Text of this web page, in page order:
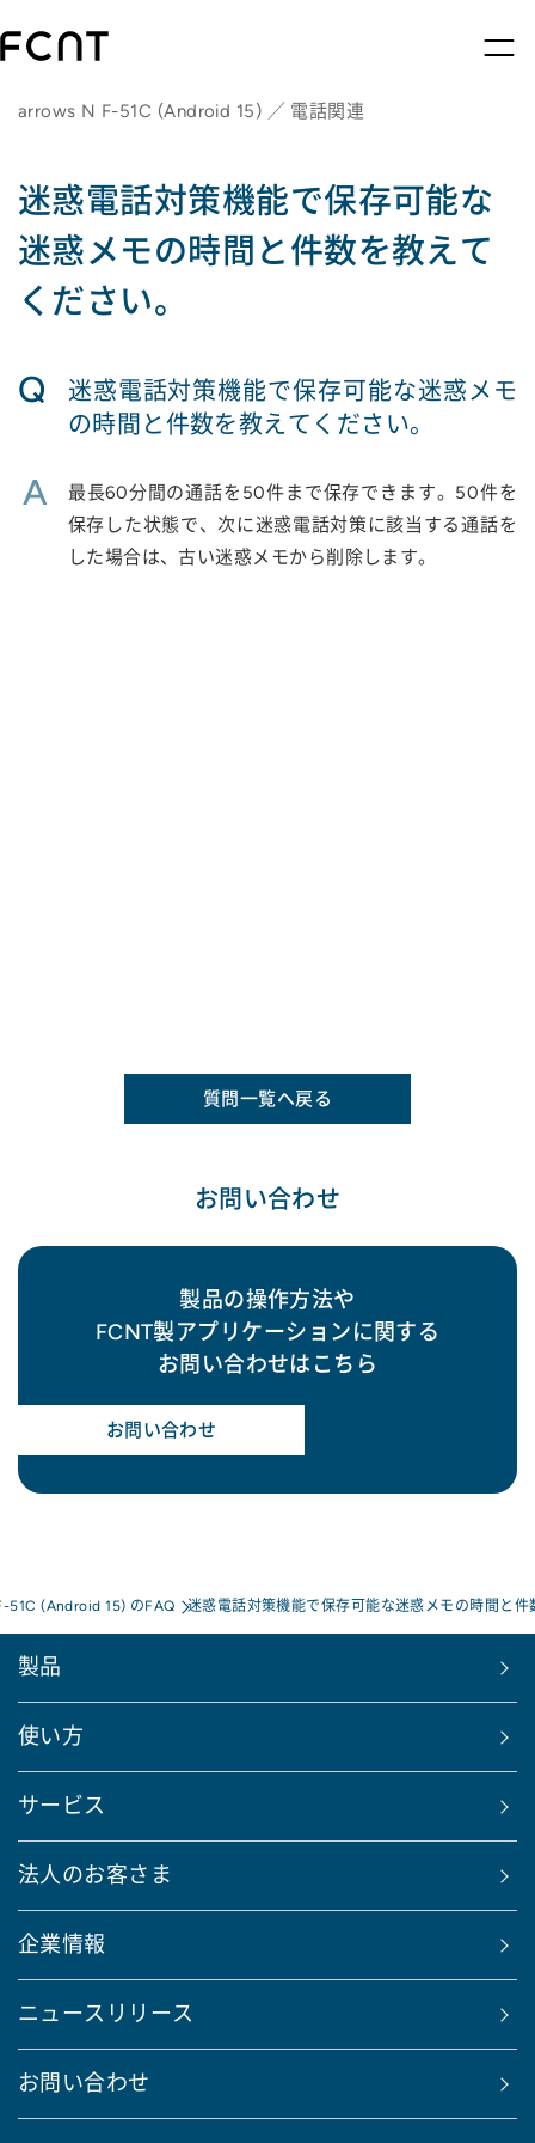
arrows N F-51C (Android 15) ／ 電話関連
迷惑電話対策機能で保存可能な
迷惑メモの時間と件数を教えて
ください。
Q
迷惑電話対策機能で保存可能な迷惑メモ
の時間と件数を教えてください。
A
最長60分間の通話を50件まで保存できます。50件を
保存した状態で、次に迷惑電話対策に該当する通話を
した場合は、古い迷惑メモから削除します。
質問一覧へ戻る
お問い合わせ
製品の操作方法や
FCNT製アプリケーションに関する
お問い合わせはこちら
お問い合わせ
51C (Android 15) のFAQ 迷惑電話対策機能で保存可能な迷惑メモの時間と
製品
使い方
サービス
法人のお客さま
企業情報
ニュースリリース
お問い合わせ